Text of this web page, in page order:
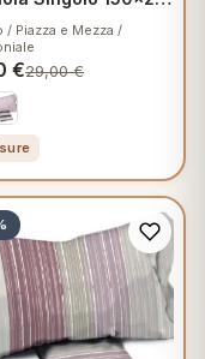
Flanella - Freya
/ Piazza e Mezza /
€29,00€